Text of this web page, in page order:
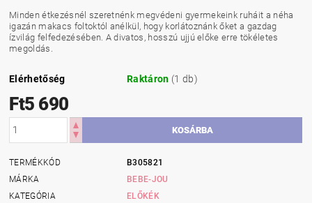
Minden étkezésnél szeretnénk megvédeni gyermekeink ruháit a néha
igazán makacs foltoktól anélkül, hogy korlátoznánk őket a gazdag
ízvilág felfedezésében. A divatos, hosszú ujjú előke erre tökéletes
megoldás.
Elérhetőség Raktáron (1 db)
Ft5 690
TERMÉKKÓD
B305821
MÁRKA
BEBE-JOU
KATEGÓRIA
ELŐKÉK